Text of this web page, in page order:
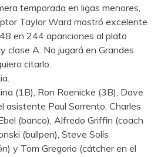
temporada en ligas menores,
Taylor Ward mostró excelente
en 244 apariciones al plato
clase A. No jugará en Grandes
citarlo.
(1B), Ron Roenicke (3B), Dave
asistente Paul Sorrento; Charles
(banco), Alfredo Griffin (coach
(bullpen), Steve Solís
y Tom Gregorio (cátcher en el